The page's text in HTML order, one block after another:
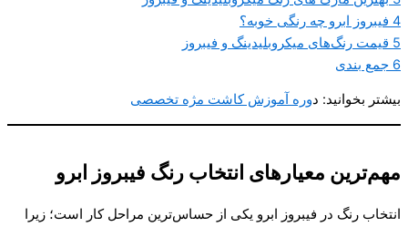
4 فیبروز ابرو چه رنگی خوبه؟
قیمت رنگ‌های میکروبلیدینگ و فیبروز
جمع بندی
بیشتر بخوانید: د وره آموزش کاشت مژه تخصصی
مهم‌ترین معیارهای انتخاب رنگ فیبروز ابرو
انتخاب رنگ در فیبروز ابرو یکی از حساس‌ترین مراحل کار است؛ زیرا